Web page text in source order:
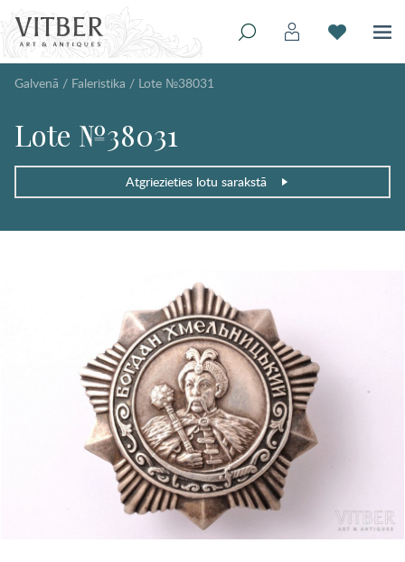
Galvenā / Faleristika / Lote №38031
Lote №38031
Atgriezieties lotu sarakstā